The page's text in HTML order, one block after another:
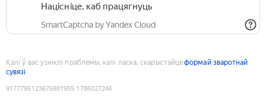
Націсніце, каб працягнуць
SmartCaptcha by Yandex Cloud
Калі ў вас узніклі праблемы, калі ласка, скарыстайцеформай зваротнай
сувязі
9177795123675801955:1786027246